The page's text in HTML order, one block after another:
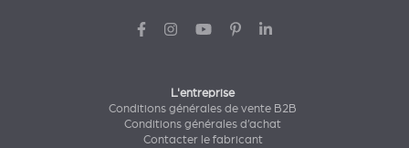
L'entreprise
Conditions générales de vente B2B
Conditions générales d’achat
Contacter le fabricant